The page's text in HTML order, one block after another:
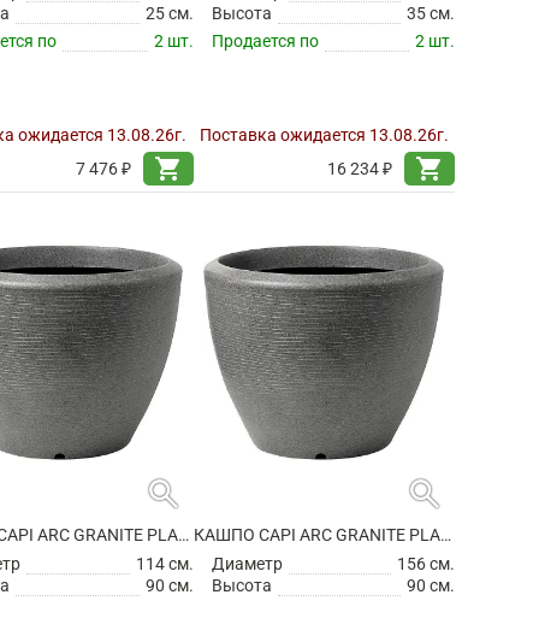
25 см.
по
2 шт.
ожидается 13.08.26г.
7 476 ₽
shopping_cart
Высота
35 см.
Продается по
2 шт.
Поставка ожидается 13.08.26г.
16 234 ₽
shopping_cart
search
КАШПО CAPI ARC GRANITE PLANTER BALL ANTHRACITE
114 см.
90 см.
search
КАШПО CAPI ARC GRANITE PLANTER BALL ANTHRACITE
Диаметр
156 см.
Высота
90 см.